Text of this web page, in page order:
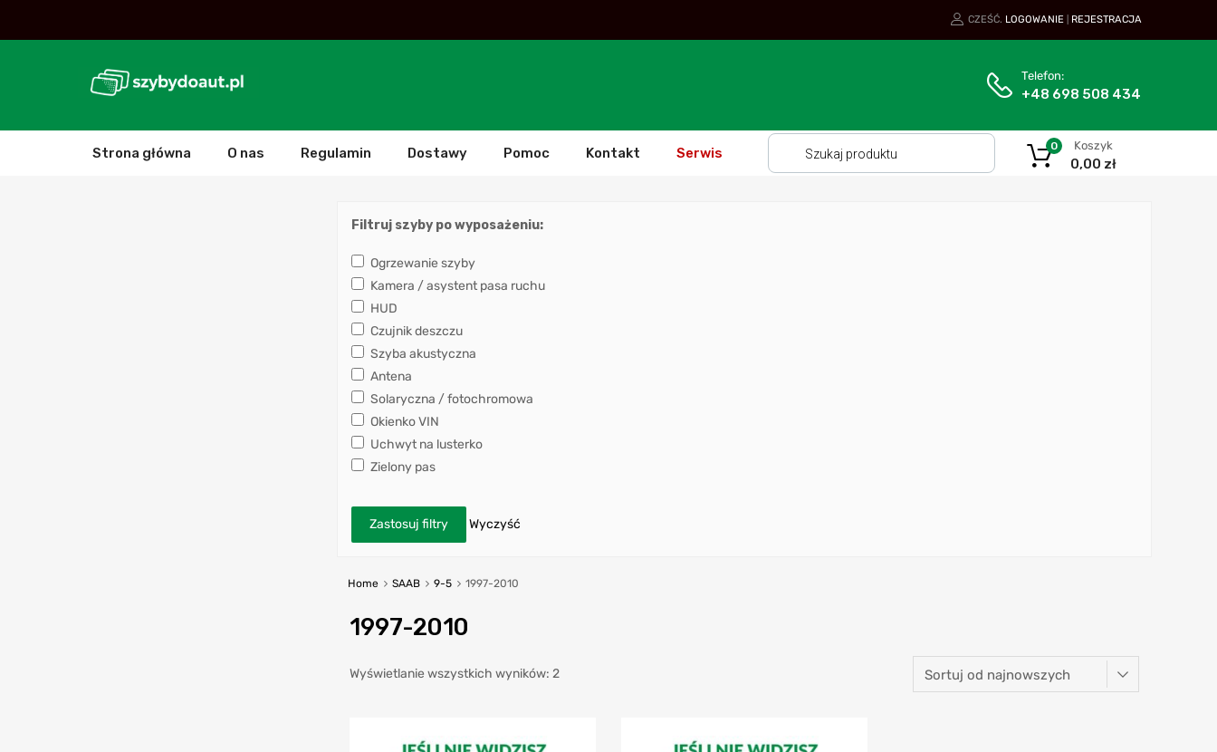
CZEŚĆ. LOGOWANIE REJESTRACJA
Telefon:
+48 698 508 434
Strona główna O nas Regulamin Dostawy Pomoc Kontakt Serwis Koszyk
0,00 zł
0
Filtruj szyby po wyposażeniu:
Ogrzewanie szyby
Kamera / asystent pasa ruchu
HUD
Czujnik deszczu
Szyba akustyczna
Antena
Solaryczna / fotochromowa
Okienko VIN
Uchwyt na lusterko
Zielony pas
Zastosuj filtry Wyczyść
Home SAAB 9-5 1997-2010
1997-2010
Wyświetlanie wszystkich wyników: 2